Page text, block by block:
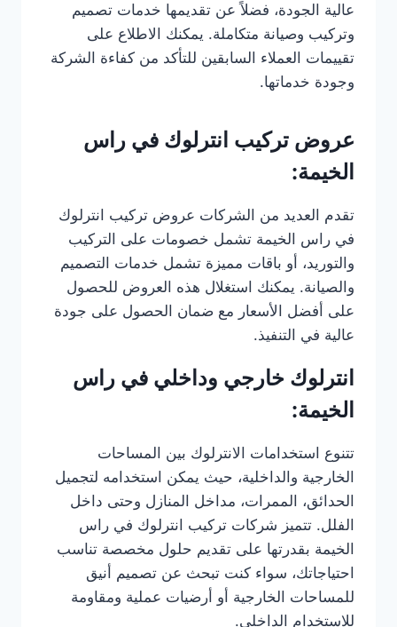
عالية الجودة، فضلاً عن تقديمها خدمات تصميم
وتركيب وصيانة متكاملة. يمكنك الاطلاع على
تقييمات العملاء السابقين للتأكد من كفاءة الشركة
وجودة خدماتها.
عروض تركيب انترلوك في راس
الخيمة:
تقدم العديد من الشركات عروض تركيب انترلوك
في راس الخيمة تشمل خصومات على التركيب
والتوريد، أو باقات مميزة تشمل خدمات التصميم
والصيانة. يمكنك استغلال هذه العروض للحصول
على أفضل الأسعار مع ضمان الحصول على جودة
عالية في التنفيذ.
انترلوك خارجي وداخلي في راس
الخيمة:
تتنوع استخدامات الانترلوك بين المساحات
الخارجية والداخلية، حيث يمكن استخدامه لتجميل
الحدائق، الممرات، مداخل المنازل وحتى داخل
الفلل. تتميز شركات تركيب انترلوك في راس
الخيمة بقدرتها على تقديم حلول مخصصة تناسب
احتياجاتك، سواء كنت تبحث عن تصميم أنيق
للمساحات الخارجية أو أرضيات عملية ومقاومة
للاستخدام الداخلي.